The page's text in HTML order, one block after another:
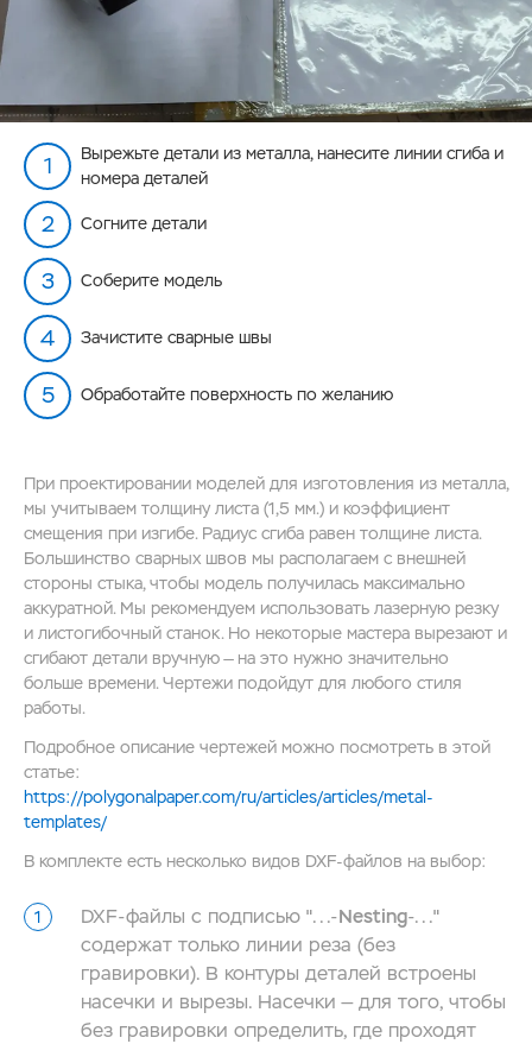
Вырежьте детали из металла, нанесите линии сгиба и
номера деталей
Согните детали
Соберите модель
Зачистите сварные швы
Обработайте поверхность по желанию
При проектировании моделей для изготовления из металла,
мы учитываем толщину листа (1,5 мм.) и коэффициент
смещения при изгибе. Радиус cгиба равен толщине листа.
Большинство сварных швов мы располагаем с внешней
стороны стыка, чтобы модель получилась максимально
аккуратной. Мы рекомендуем использовать лазерную резку
и листогибочный станок. Но некоторые мастера вырезают и
сгибают детали вручную — на это нужно значительно
больше времени. Чертежи подойдут для любого стиля
работы.
Подробное описание чертежей можно посмотреть в этой
статье:
https://polygonalpaper.com/ru/articles/articles/metal-
templates/
В комплекте есть несколько видов DXF-файлов на выбор:
DXF-файлы с подписью "...-Nesting-..."
содержат только линии реза (без
гравировки). В контуры деталей встроены
насечки и вырезы. Насечки — для того, чтобы
без гравировки определить, где проходят